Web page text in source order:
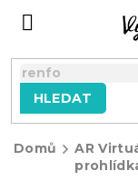
HLEDAT
Domů
AR